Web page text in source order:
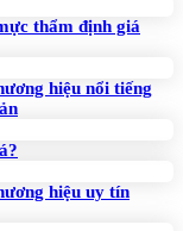
thẩm định giá
hiệu nổi tiếng
hiệu uy tín